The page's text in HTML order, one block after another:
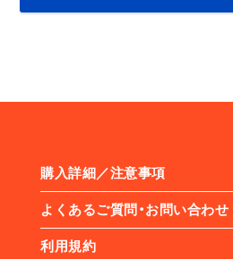
購入詳細／注意事項
よくあるご質問・お問い合わせ
利用規約